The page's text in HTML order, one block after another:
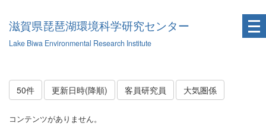
滋賀県琵琶湖環境科学研究センター
Lake Biwa Environmental Research Institute
50件 更新日時(降順) 客員研究員 大気圏係
コンテンツがありません。